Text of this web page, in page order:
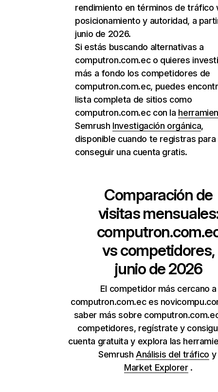
rendimiento en términos de tráfico
posicionamiento y autoridad, a
junio de 2026.
Si estás buscando alternativas a
computron.com.ec o quieres
más a fondo los competidores de
computron.com.ec, puedes
lista completa de sitios como
computron.com.ec con la
Semrush Investigación orgánica,
disponible cuando te registras para
conseguir una cuenta gratis.
Comparación de
visitas
vs competidores,
junio de 2026
El competidor más cercano a
computron.com.ec es
saber más sobre
competidores, regístrate y
cuenta gratuita y explora las
Semrush Análisis del tráfico y
Market Explorer.